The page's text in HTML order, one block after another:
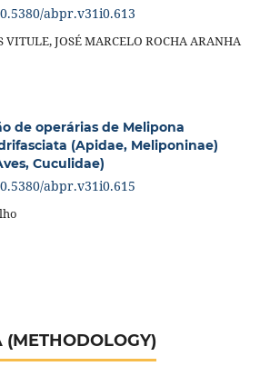
abpr.v31i0.613
VITULE, JOSÉ MARCELO ROCHA ARANHA
de operárias de Melipona
(Apidae, Meliponinae)
Cuculidae)
abpr.v31i0.615
(METHODOLOGY)